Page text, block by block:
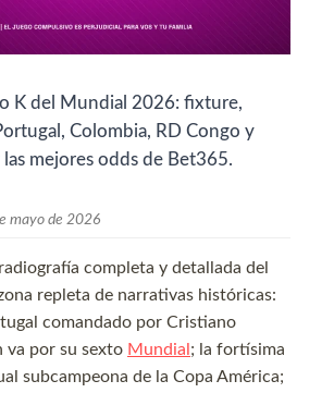
K del Mundial 2026: fixture,
Colombia, RD Congo y
mejores odds de Bet365.
mayo de 2026
completa y detallada del
repleta de narrativas históricas:
comandado por Cristiano
va por su sexto Mundial ; la fortísima
subcampeona de la Copa América;